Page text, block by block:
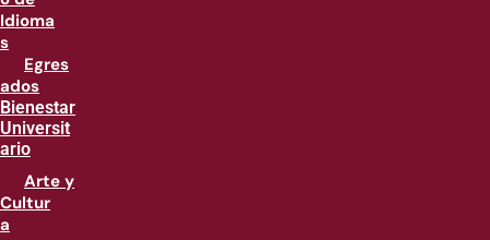
Idioma
s
Egres
ados
Bienestar
Universit
ario
Arte y
Cultur
a